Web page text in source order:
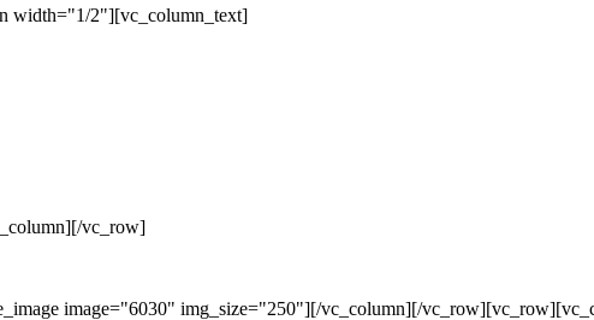
width="1/2"][vc_column_text]
vc_row]
image="6030" img_size="250"][/vc_column][/